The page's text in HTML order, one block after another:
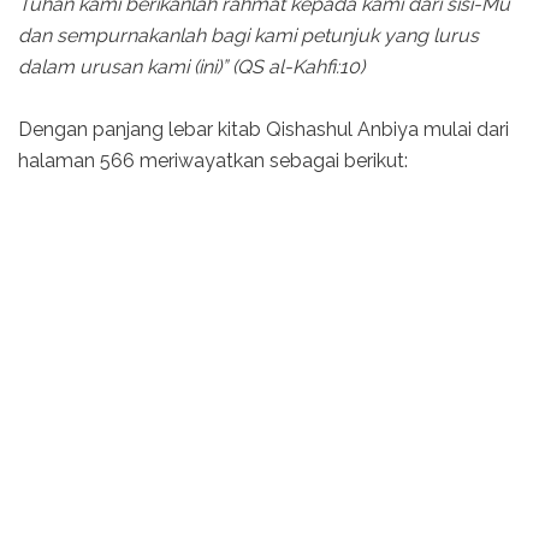
dan sempurnakanlah bagi kami petunjuk yang lurus
dalam urusan kami (ini)” (QS al-Kahfi:10)
Dengan panjang lebar kitab Qishashul Anbiya mulai dari
halaman 566 meriwayatkan sebagai berikut: